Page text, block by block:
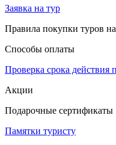
Заявка на тур
Правила покупки туров
Способы оплаты
Проверка срока действия
Акции
Подарочные сертификаты
Памятки туристу